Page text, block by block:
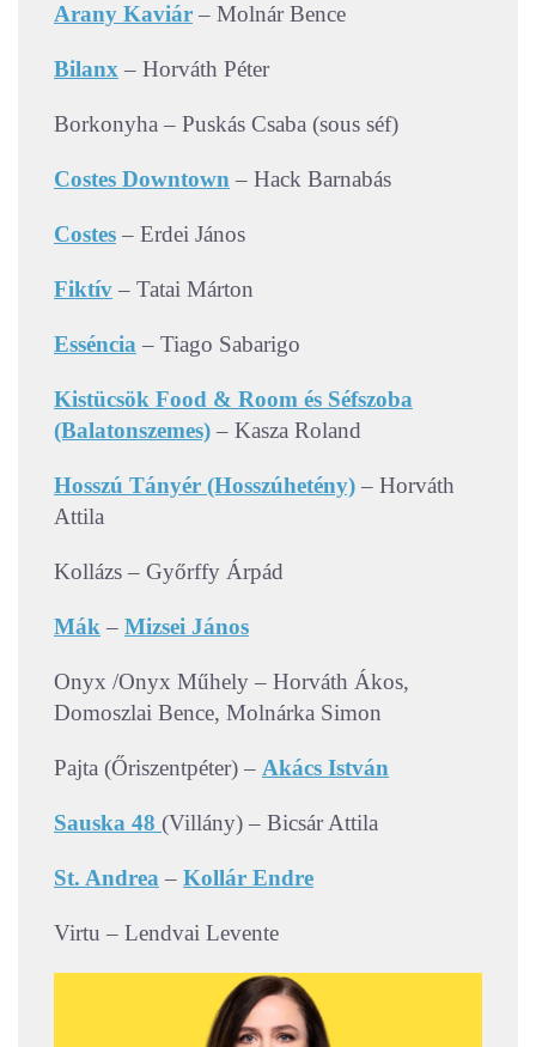
Arany Kaviár – Molnár Bence
Bilanx – Horváth Péter
Borkonyha – Puskás Csaba (sous séf)
Costes Downtown – Hack Barnabás
Costes – Erdei János
Fiktív – Tatai Márton
Esséncia – Tiago Sabarigo
Kistücsök Food & Room és Séfszoba
(Balatonszemes) – Kasza Roland
Hosszú Tányér (Hosszúhetény) – Horváth
Attila
Kollázs – Győrffy Árpád
Mák – Mizsei János
Onyx /Onyx Műhely – Horváth Ákos,
Domoszlai Bence, Molnárka Simon
Pajta (Őriszentpéter) – Akács István
Sauska 48 (Villány) – Bicsár Attila
St. Andrea – Kollár Endre
Virtu – Lendvai Levente